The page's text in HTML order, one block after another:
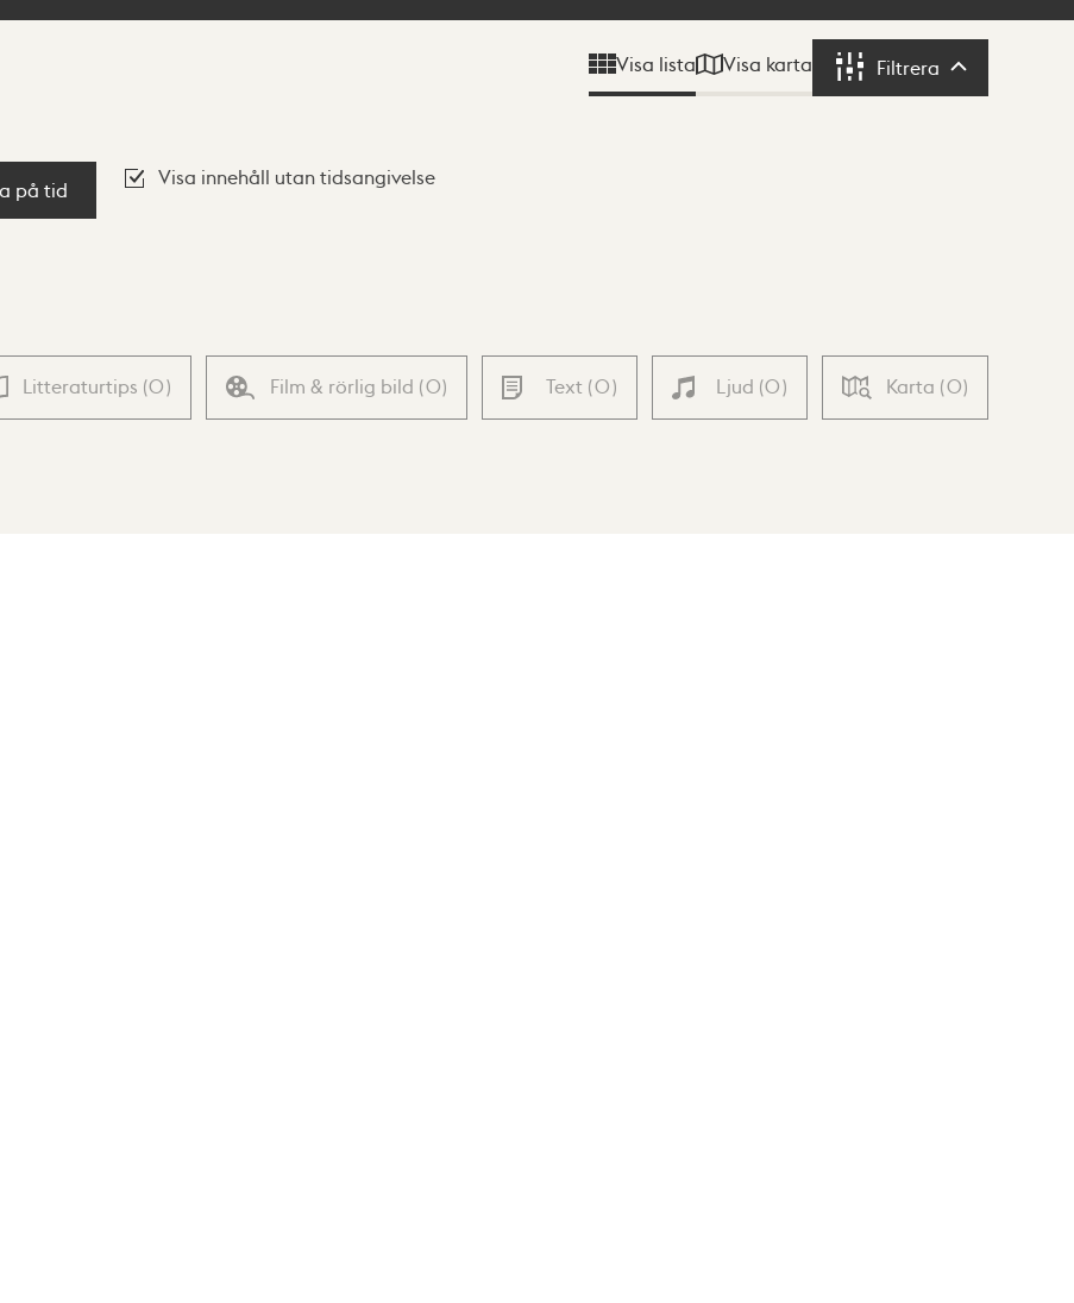
Visa lista Visa karta Filtrera Filtrera
på tid
Visa innehåll utan tidsangivelse
Litteraturtips (0) Film & rörlig bild (0) Text (0) Ljud (0) Karta (0)